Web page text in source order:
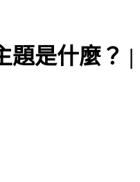
題是什麼？ |